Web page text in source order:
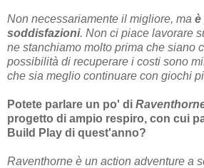
Non necessariamente il migliore, ma è
soddisfazioni. Non ci piace lavorare
ne stanchiamo molto prima che siano
possibilità di recuperare i costi sono
che sia meglio continuare con giochi
Potete parlare un po' di
progetto di ampio respiro, con cui
Build Play di quest'anno?
Raventhorne è un action adventure a